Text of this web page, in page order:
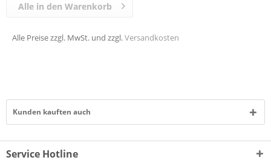
Alle Preise zzgl. MwSt. und zzgl.Versandkosten
Alle in den Warenkorb
Kunden kauften auch
Service Hotline